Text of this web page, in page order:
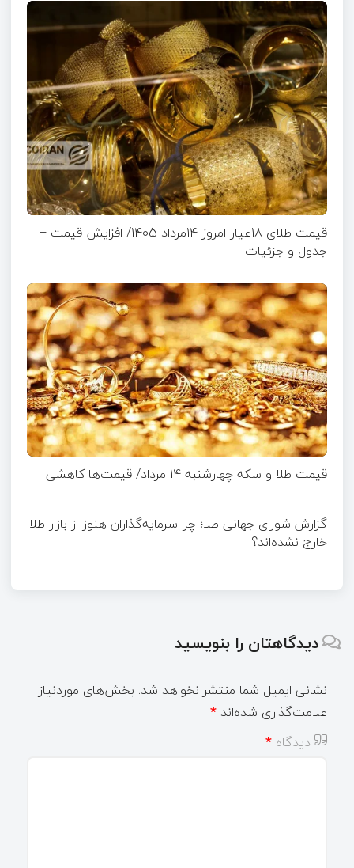
قیمت طلای 18عیار امروز 14مرداد 1405/ افزایش قیمت +
جدول و جزئیات
قیمت طلا و سکه چهارشنبه 14 مرداد/ قیمت‌ها کاهشی
گزارش شورای جهانی طلا؛ چرا سرمایه‌گذاران هنوز از بازار طلا
خارج نشده‌اند؟
دیدگاهتان را بنویسید
نشانی ایمیل شما منتشر نخواهد شد. بخش‌های موردنیاز
علامت‌گذاری شده‌اند *
دیدگاه *